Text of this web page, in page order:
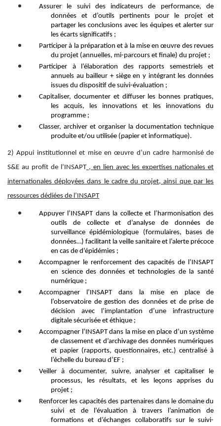
Assurer le suivi des indicateurs de performance, de
données et d’outils pertinents pour le projet et
partager les conclusions avec les équipes et alerter sur
les écarts significatifs ;
Participer à la préparation et à la mise en œuvre des revues
du projet (annuelles, mi-parcours et finale) du projet ;
Participer à l’élaboration des rapports semestriels et
annuels au bailleur + siègeen y intégrant les données
issues du dispositif de suivi-évaluation ;
Capitaliser, documenter et diffuser les bonnes pratiques,
les acquis, les innovations et les innovations du
programme ;
Classer, archiver et organiser la documentation technique
produite et/ou utilisée (papier et informatique).
2)Appui institutionnelet mise en œuvre d’un cadre harmonisé de
S&E au profit de l’INSAPT , en lien avec les expertises nationales et
internationales déployées dans le cadre du projet, ainsi que par les
ressources dédiées de l’INSAPT
Appuyer l’INSAPT dans la collecte et l’harmonisation des
outils de collecte et d’analysede données de
surveillance épidémiologique (formulaires, bases de
données…) facilitant la veille sanitaire et l’alerte précoce
en cas de d’épidémies ;
Accompagner lerenforcement des capacités de l’INSAPT
en science des données et technologies de la santé
numérique ;
Accompagner l’INSAPT dans la mise en place de
l’observatoire de gestion des données et de prise de
décision avec l’implantation d’une infrastructure
digitale sécurisée et éthique ;
Accompagner l’INSAPT dans la mise en place d’un système
de classement et d’archivage des données numériques
et papier (rapports, questionnaires, etc.) centralisé à
l’échelle du bureau d’EF ;
Veiller à documenter, suivre, analyser et capitaliser le
processus, les résultats, et les leçons apprises du
projet ;
Renforcer les capacités des partenaires dans le domaine du
suivi et de l’évaluation à travers l’animation de
formations et d’échanges collaboratifs sur le suivi-